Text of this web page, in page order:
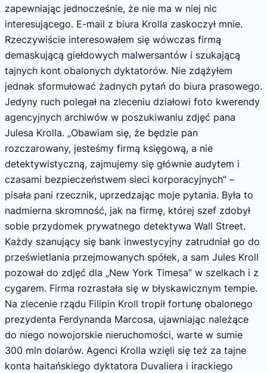
zapewniając jednocześnie, że nie ma w niej nic
interesującego. E-mail z biura Krolla zaskoczył mnie.
Rzeczywiście interesowałem się wówczas firmą
demaskującą giełdowych malwersantów i szukającą
tajnych kont obalonych dyktatorów. Nie zdążyłem
jednak sformułować żadnych pytań do biura prasowego.
Jedyny ruch polegał na zleceniu działowi foto kwerendy
agencyjnych archiwów w poszukiwaniu zdjęć pana
Julesa Krolla. „Obawiam się, że będzie pan
rozczarowany, jesteśmy firmą księgową, a nie
detektywistyczną, zajmujemy się głównie audytem i
czasami bezpieczeństwem sieci korporacyjnych” –
pisała pani rzecznik, uprzedzając moje pytania. Była to
nadmierna skromność, jak na firmę, której szef zdobył
sobie przydomek prywatnego detektywa Wall Street.
Każdy szanujący się bank inwestycyjny zatrudniał go do
prześwietlania przejmowanych spółek, a sam Jules Kroll
pozował do zdjęć dla „New York Timesa” w szelkach i z
cygarem. Firma rozrastała się w błyskawicznym tempie.
Na zlecenie rządu Filipin Kroll tropił fortunę obalonego
prezydenta Ferdynanda Marcosa, ujawniając należące
do niego nowojorskie nieruchomości, warte w sumie
300 mln dolarów. Agenci Krolla wzięli się też za tajne
konta haitańskiego dyktatora Duvaliera i irackiego